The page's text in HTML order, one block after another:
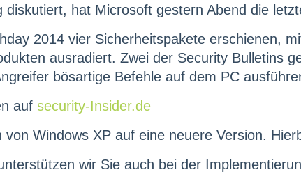
diskutiert, hat Microsoft gestern Abend die
2014 vier Sicherheitspakete erschienen,
ausradiert. Zwei der Security Bulletins
bösartige Befehle auf dem PC
auf security-Insider.de
Windows XP auf eine neuere Version.
wir Sie auch bei der